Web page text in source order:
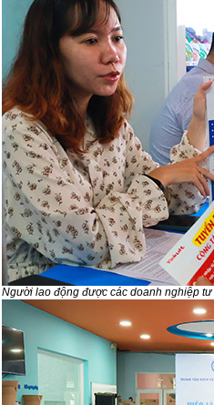
Người lao động được các doanh nghiệp